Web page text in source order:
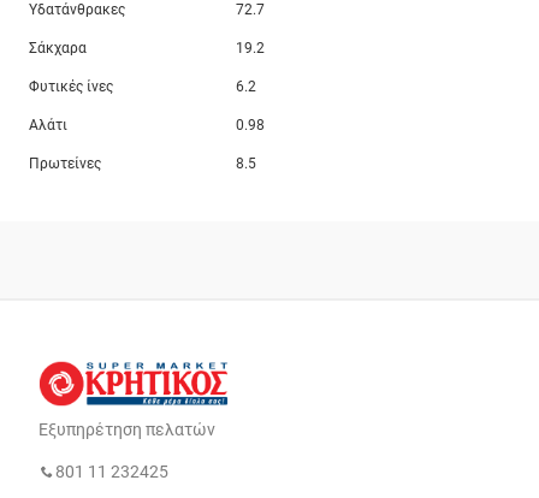
Υδατάνθρακες 72.7
Σάκχαρα 19.2
Φυτικές ίνες 6.2
Αλάτι 0.98
Πρωτείνες 8.5
Εξυπηρέτηση πελατών
801 11 232425